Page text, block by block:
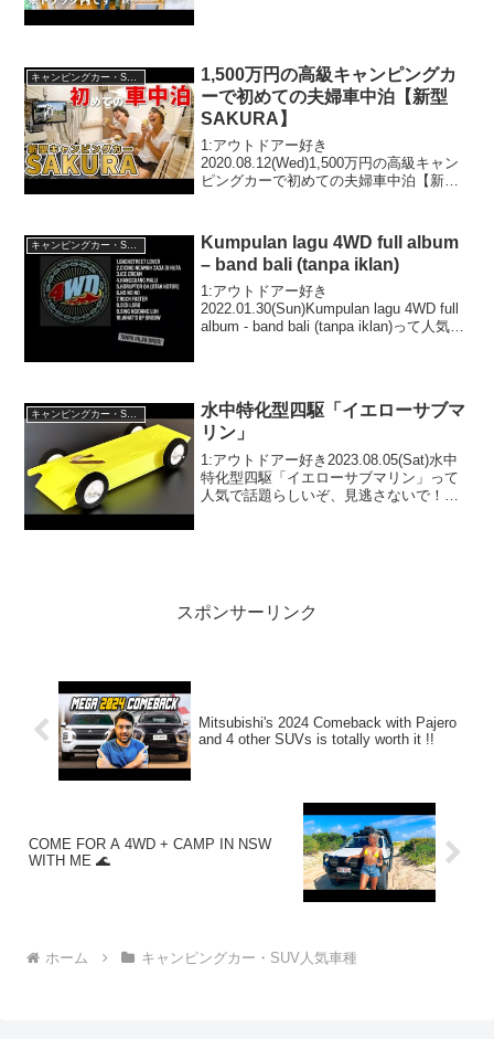
1,500万円の高級キャンピングカ
ーで初めての夫婦車中泊【新型
SAKURA】
1:アウトドアー好き
2020.08.12(Wed)1,500万円の高級キャン
ピングカーで初めての夫婦車中泊【新型
2020.08.12(Wed)この動画は注目です！
3:...
キャンピングカー・SUV人気車種
Kumpulan lagu 4WD full album
– band bali (tanpa iklan)
1:アウトドアー好き
2022.01.30(Sun)Kumpulan lagu 4WD full
album - band bali (tanpa iklan)って人気で
水中特化型四駆「イエローサブマ
リン」
1:アウトドアー好き2023.08.05(Sat)水中
特化型四駆「イエローサブマリン」って
人気で話題らしいぞ、見逃さないで！！
スポンサーリンク
Mitsubishi's 2024 Comeback with Pajero
and 4 other SUVs is totally worth it !!
COME FOR A 4WD + CAMP IN NSW
WITH ME 🌊
ホーム キャンピングカー・SUV人気車種